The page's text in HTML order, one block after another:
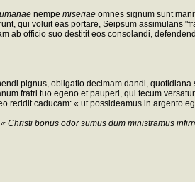
nempe miseriae omnes signum sunt
qui voluit eas portare, Seipsum assimulans
ab officio suo destitit eos consolandi,
pignus, obligatio decimam dandi,
fratri tuo egeno et pauperi, qui tecum
reddit caducam: « ut possideamus in argento
bonus odor sumus dum ministramus